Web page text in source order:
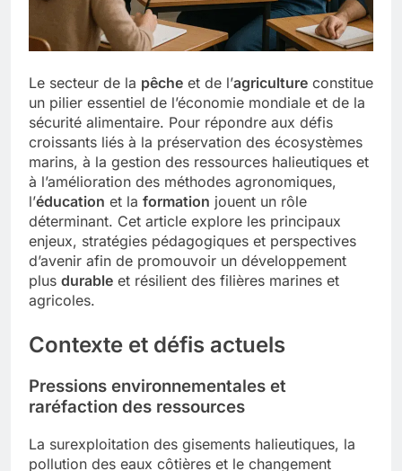
Le secteur de la pêche et de l’agriculture constitue
un pilier essentiel de l’économie mondiale et de la
sécurité alimentaire. Pour répondre aux défis
croissants liés à la préservation des écosystèmes
marins, à la gestion des ressources halieutiques et
à l’amélioration des méthodes agronomiques,
l’éducation et la formation jouent un rôle
déterminant. Cet article explore les principaux
enjeux, stratégies pédagogiques et perspectives
d’avenir afin de promouvoir un développement
plus durable et résilient des filières marines et
agricoles.
Contexte et défis actuels
Pressions environnementales et
raréfaction des ressources
La surexploitation des gisements halieutiques, la
pollution des eaux côtières et le changement